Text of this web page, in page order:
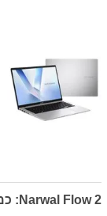
Narwal Flow 2: כמעט בלי נקודות תורפה